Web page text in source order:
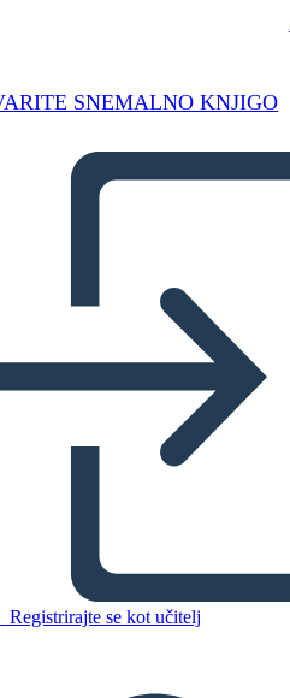
SNEMALNO KNJIGO
Registrirajte se kot učitelj